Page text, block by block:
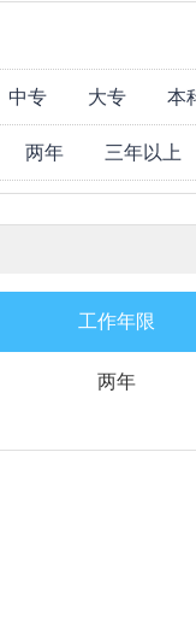
中专 大专 本
两年 三年以上
工作年限
两年